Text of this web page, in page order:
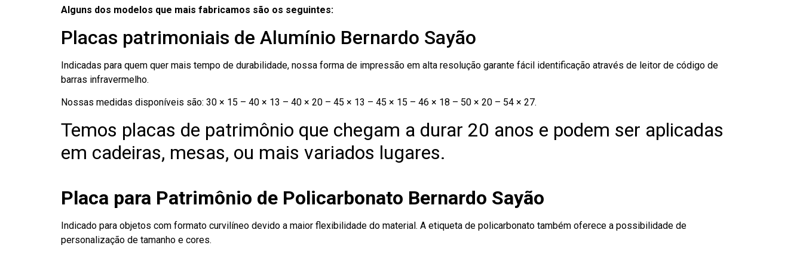
Alguns dos modelos que mais fabricamos são os seguintes:
Placas patrimoniais de Alumínio Bernardo Sayão
Indicadas para quem quer mais tempo de durabilidade, nossa forma de impressão em alta resolução garante fácil identificação através de leitor de código de
barras infravermelho.
Nossas medidas disponíveis são: 30 × 15 – 40 × 13 – 40 × 20 – 45 × 13 – 45 × 15 – 46 × 18 – 50 × 20 – 54 × 27.
Temos placas de patrimônio que chegam a durar 20 anos e podem ser aplicadas
em cadeiras, mesas, ou mais variados lugares.
Placa para Patrimônio de Policarbonato Bernardo Sayão
Indicado para objetos com formato curvilíneo devido a maior flexibilidade do material. A etiqueta de policarbonato também oferece a possibilidade de
personalização de tamanho e cores.